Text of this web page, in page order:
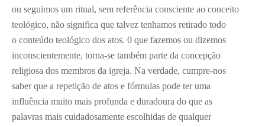
ou seguimos um ritual, sem referência consciente ao conceito
teológico, não significa que talvez tenhamos retirado todo
o conteúdo teológico dos atos. 0 que fazemos ou dizemos
inconscientemente, torna-se também parte da concepção
religiosa dos membros da igreja. Na verdade, cumpre-nos
saber que a repetição de atos e fórmulas pode ter uma
influência muito mais profunda e duradoura do que as
palavras mais cuidadosamente escolhidas de qualquer